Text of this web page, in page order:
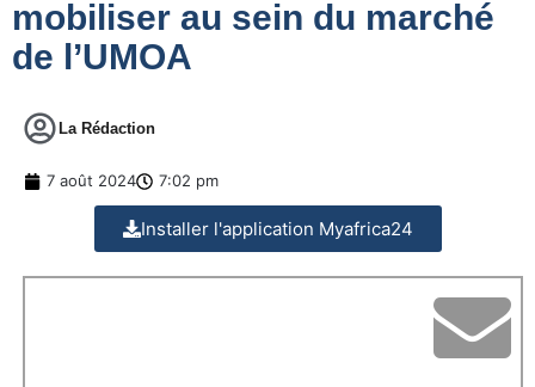
mobiliser au sein du marché
de l’UMOA
La Rédaction
7 août 2024 7:02 pm
Installer l'application Myafrica24